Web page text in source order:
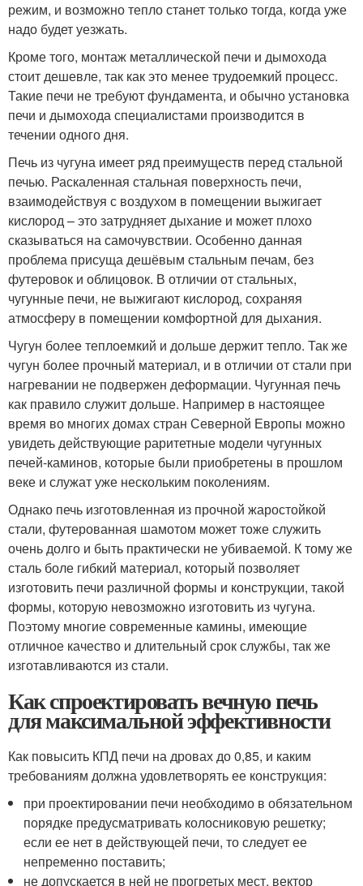
режим, и возможно тепло станет только тогда, когда уже
надо будет уезжать.
Кроме того, монтаж металлической печи и дымохода
стоит дешевле, так как это менее трудоемкий процесс.
Такие печи не требуют фундамента, и обычно установка
печи и дымохода специалистами производится в
течении одного дня.
Печь из чугуна имеет ряд преимуществ перед стальной
печью. Раскаленная стальная поверхность печи,
взаимодействуя с воздухом в помещении выжигает
кислород – это затрудняет дыхание и может плохо
сказываться на самочувствии. Особенно данная
проблема присуща дешёвым стальным печам, без
футеровок и облицовок. В отличии от стальных,
чугунные печи, не выжигают кислород, сохраняя
атмосферу в помещении комфортной для дыхания.
Чугун более теплоемкий и дольше держит тепло. Так же
чугун более прочный материал, и в отличии от стали при
нагревании не подвержен деформации. Чугунная печь
как правило служит дольше. Например в настоящее
время во многих домах стран Северной Европы можно
увидеть действующие раритетные модели чугунных
печей-каминов, которые были приобретены в прошлом
веке и служат уже нескольким поколениям.
Однако печь изготовленная из прочной жаростойкой
стали, футерованная шамотом может тоже служить
очень долго и быть практически не убиваемой. К тому же
сталь боле гибкий материал, который позволяет
изготовить печи различной формы и конструкции, такой
формы, которую невозможно изготовить из чугуна.
Поэтому многие современные камины, имеющие
отличное качество и длительный срок службы, так же
изготавливаются из стали.
Как спроектировать вечную печь
для максимальной эффективности
Как повысить КПД печи на дровах до 0,85, и каким
требованиям должна удовлетворять ее конструкция:
при проектировании печи необходимо в обязательном
порядке предусматривать колосниковую решетку;
если ее нет в действующей печи, то следует ее
непременно поставить;
не допускается в ней не прогретых мест, вектор